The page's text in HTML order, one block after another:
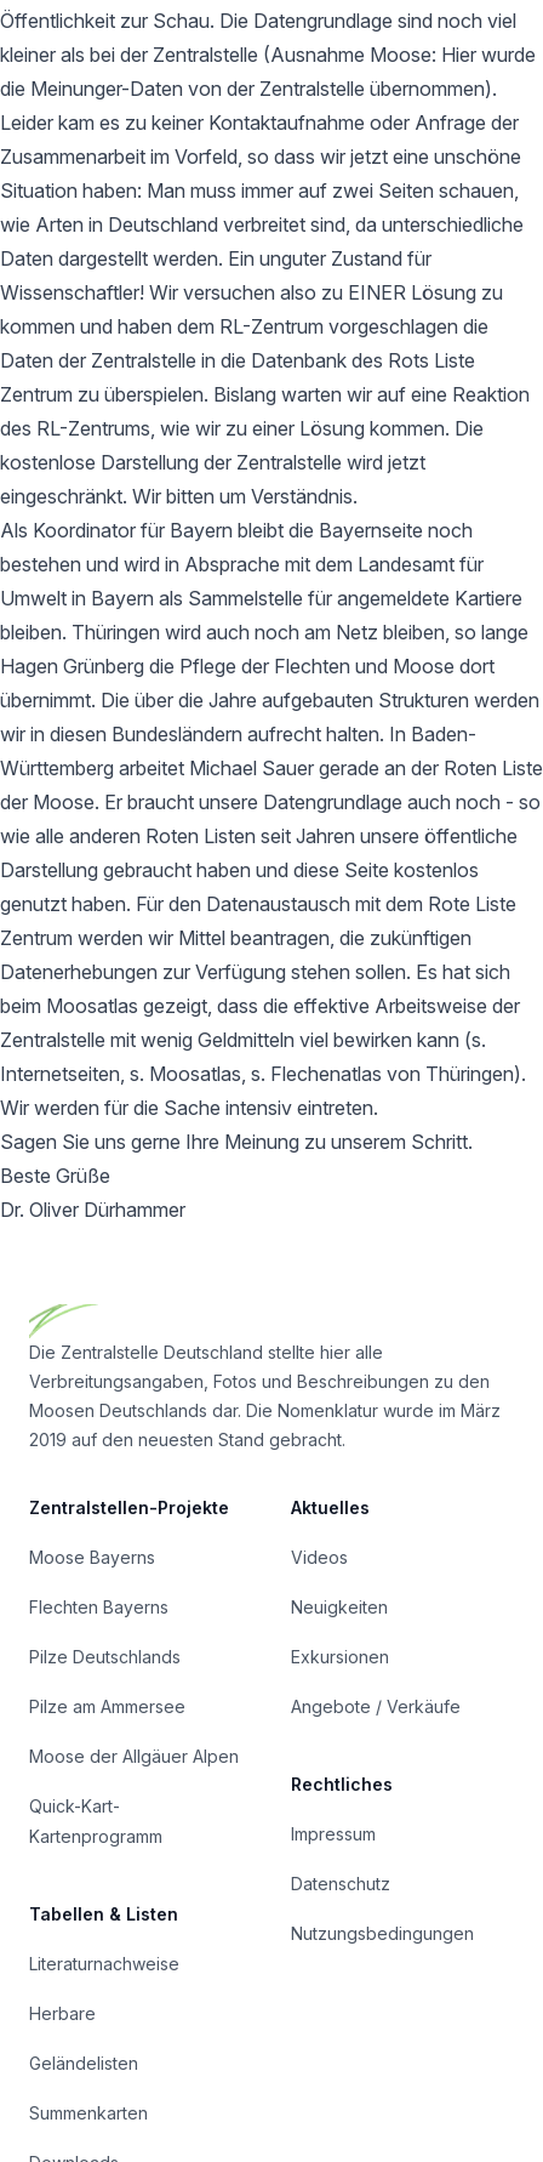
Öffentlichkeit zur Schau. Die Datengrundlage sind noch viel
kleiner als bei der Zentralstelle (Ausnahme Moose: Hier wurde
die Meinunger-Daten von der Zentralstelle übernommen).
Leider kam es zu keiner Kontaktaufnahme oder Anfrage der
Zusammenarbeit im Vorfeld, so dass wir jetzt eine unschöne
Situation haben: Man muss immer auf zwei Seiten schauen,
wie Arten in Deutschland verbreitet sind, da unterschiedliche
Daten dargestellt werden. Ein unguter Zustand für
Wissenschaftler! Wir versuchen also zu EINER Lösung zu
kommen und haben dem RL-Zentrum vorgeschlagen die
Daten der Zentralstelle in die Datenbank des Rots Liste
Zentrum zu überspielen. Bislang warten wir auf eine Reaktion
des RL-Zentrums, wie wir zu einer Lösung kommen. Die
kostenlose Darstellung der Zentralstelle wird jetzt
eingeschränkt. Wir bitten um Verständnis.
Als Koordinator für Bayern bleibt die Bayernseite noch
bestehen und wird in Absprache mit dem Landesamt für
Umwelt in Bayern als Sammelstelle für angemeldete Kartiere
bleiben. Thüringen wird auch noch am Netz bleiben, so lange
Hagen Grünberg die Pflege der Flechten und Moose dort
übernimmt. Die über die Jahre aufgebauten Strukturen werden
wir in diesen Bundesländern aufrecht halten. In Baden-
Württemberg arbeitet Michael Sauer gerade an der Roten Liste
der Moose. Er braucht unsere Datengrundlage auch noch - so
wie alle anderen Roten Listen seit Jahren unsere öffentliche
Darstellung gebraucht haben und diese Seite kostenlos
genutzt haben. Für den Datenaustausch mit dem Rote Liste
Zentrum werden wir Mittel beantragen, die zukünftigen
Datenerhebungen zur Verfügung stehen sollen. Es hat sich
beim Moosatlas gezeigt, dass die effektive Arbeitsweise der
Zentralstelle mit wenig Geldmitteln viel bewirken kann (s.
Internetseiten, s. Moosatlas, s. Flechenatlas von Thüringen).
Wir werden für die Sache intensiv eintreten.
Sagen Sie uns gerne Ihre Meinung zu unserem Schritt.
Beste Grüße
Dr. Oliver Dürhammer
Die Zentralstelle Deutschland stellte hier alle
Verbreitungsangaben, Fotos und Beschreibungen zu den
Moosen Deutschlands dar. Die Nomenklatur wurde im März
2019 auf den neuesten Stand gebracht.
Zentralstellen-Projekte
Moose Bayerns
Flechten Bayerns
Pilze Deutschlands
Pilze am Ammersee
Moose der Allgäuer Alpen
Quick-Kart-
Kartenprogramm
Tabellen & Listen
Literaturnachweise
Herbare
Geländelisten
Summenkarten
Aktuelles
Videos
Neuigkeiten
Exkursionen
Angebote / Verkäufe
Rechtliches
Impressum
Datenschutz
Nutzungsbedingungen